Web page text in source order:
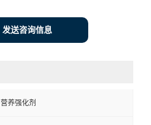
发送咨询信息
营养强化剂